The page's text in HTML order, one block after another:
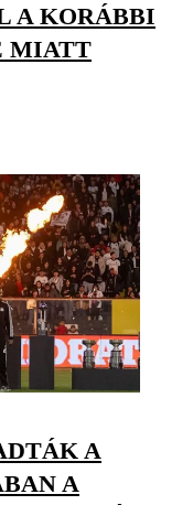
A KORÁBBI
MIATT
A
A